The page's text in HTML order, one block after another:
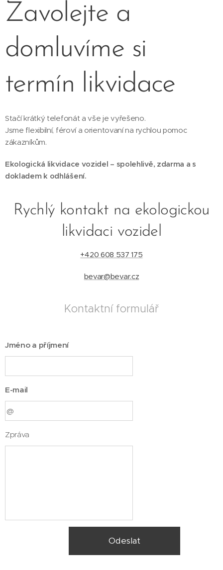
Zavolejte a
domluvíme si
termín likvidace
Stačí krátký telefonát a vše je vyřešeno.
Jsme flexibilní, féroví a orientovaní na rychlou pomoc
zákazníkům.
Ekologická likvidace vozidel – spolehlivě, zdarma a s
dokladem k odhlášení.
Rychlý kontakt na ekologickou
likvidaci vozidel
+420 608 537 175
bevar@bevar.cz
Kontaktní formulář
Jméno a příjmení
E-mail
Zpráva
Odeslat